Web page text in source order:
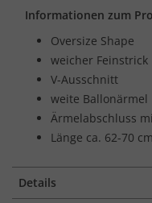
Informationen zum
Oversize Shape
weicher Feinstrick
V-Ausschnitt
weite Ballonärmel
Ärmelabschluss
Länge ca. 62-70
Details